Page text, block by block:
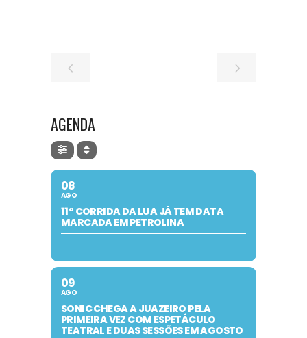
AGENDA
08
AGO
11ª CORRIDA DA LUA JÁ TEM DATA
MARCADA EM PETROLINA
09
AGO
SONIC CHEGA A JUAZEIRO PELA
PRIMEIRA VEZ COM ESPETÁCULO
TEATRAL E DUAS SESSÕES EM AGOSTO